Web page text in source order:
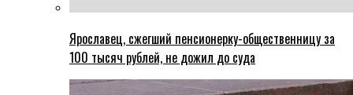
Ярославец, сжегший пенсионерку-общественницу за
100 тысяч рублей, не дожил до суда